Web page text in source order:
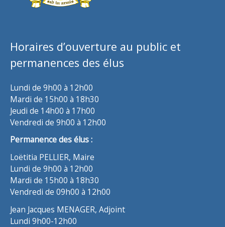
Horaires d’ouverture au public et
permanences des élus
Lundi de 9h00 à 12h00
Mardi de 15h00 à 18h30
Jeudi de 14h00 à 17h00
Vendredi de 9h00 à 12h00
Permanence des élus :
Loëtitia PELLIER, Maire
Lundi de 9h00 à 12h00
Mardi de 15h00 à 18h30
Vendredi de 09h00 à 12h00
Jean Jacques MENAGER, Adjoint
Lundi 9h00-12h00